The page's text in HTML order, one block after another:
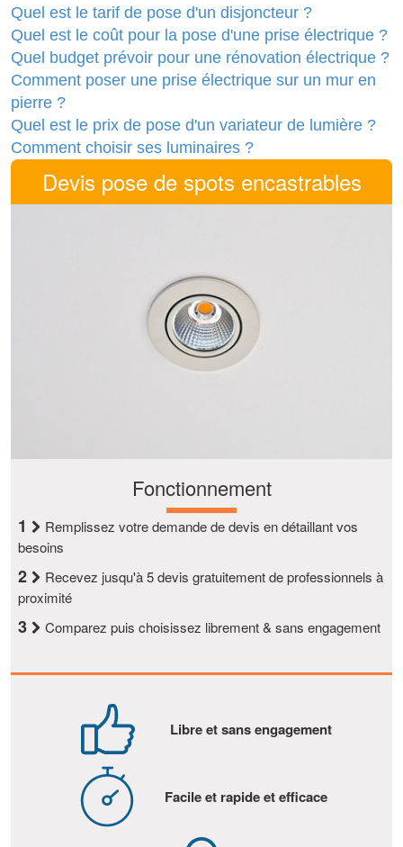
Quel est le tarif de pose d'un disjoncteur ?
Quel est le coût pour la pose d'une prise électrique ?
Quel budget prévoir pour une rénovation électrique ?
Comment poser une prise électrique sur un mur en
pierre ?
Quel est le prix de pose d'un variateur de lumière ?
Comment choisir ses luminaires ?
Devis pose de spots encastrables
Fonctionnement
1
Remplissez votre demande de devis en détaillant vos
besoins
2
Recevez jusqu'à 5 devis gratuitement de professionnels à
proximité
3 Comparez puis choisissez librement & sans engagement
Libre et sans engagement
Facile et rapide et efficace